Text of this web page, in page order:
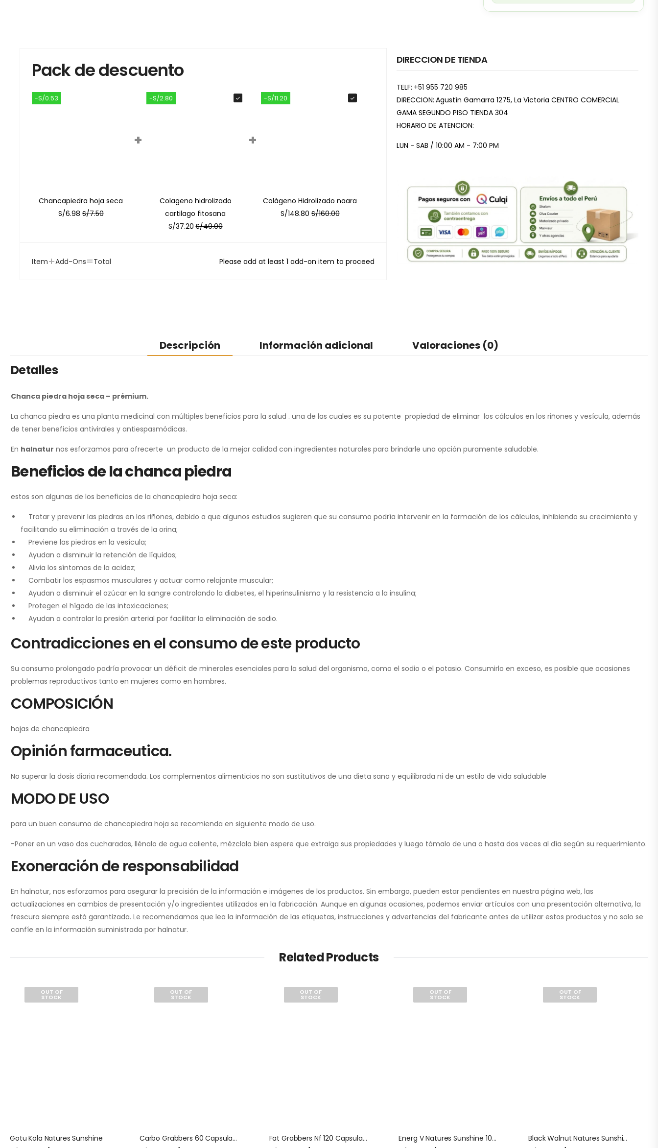
Pack de descuento
-S/0.53
Chancapiedra hoja seca
S/6.98 S/7.50
+
-S/2.80
Colageno hidrolizado
cartilago fitosana
S/37.20 S/40.00
+
-S/11.20
Colágeno Hidrolizado naara
S/148.80 S/160.00
Item+Add-Ons=Total Please add at least 1 add-on item to proceed
DIRECCION DE TIENDA
TELF: +51 955 720 985
DIRECCION: Agustín Gamarra 1275, La Victoria CENTRO COMERCIAL
GAMA SEGUNDO PISO TIENDA 304
HORARIO DE ATENCION:
LUN - SAB / 10:00 AM - 7:00 PM
Descripción Información adicional Valoraciones (0)
Detalles
Chanca piedra hoja seca – prémium.
La chanca piedra es una planta medicinal con múltiples beneficios para la salud . una de las cuales es su potente propiedad de eliminar los cálculos en los riñones y vesícula, además
de tener beneficios antivirales y antiespasmódicas.
En halnatur nos esforzamos para ofrecerte un producto de la mejor calidad con ingredientes naturales para brindarle una opción puramente saludable.
Beneficios de la chanca piedra
estos son algunas de los beneficios de la chancapiedra hoja seca:
Tratar y prevenir las piedras en los riñones, debido a que algunos estudios sugieren que su consumo podría intervenir en la formación de los cálculos, inhibiendo su crecimiento y
facilitando su eliminación a través de la orina;
Previene las piedras en la vesícula;
Ayudan a disminuir la retención de líquidos;
Alivia los síntomas de la acidez;
Combatir los espasmos musculares y actuar como relajante muscular;
Ayudan a disminuir el azúcar en la sangre controlando la diabetes, el hiperinsulinismo y la resistencia a la insulina;
Protegen el hígado de las intoxicaciones;
Ayudan a controlar la presión arterial por facilitar la eliminación de sodio.
Contradicciones en el consumo de este producto
Su consumo prolongado podría provocar un déficit de minerales esenciales para la salud del organismo, como el sodio o el potasio. Consumirlo en exceso, es posible que ocasiones
problemas reproductivos tanto en mujeres como en hombres.
COMPOSICIÓN
hojas de chancapiedra
Opinión farmaceutica.
No superar la dosis diaria recomendada. Los complementos alimenticios no son sustitutivos de una dieta sana y equilibrada ni de un estilo de vida saludable
MODO DE USO
para un buen consumo de chancapiedra hoja se recomienda en siguiente modo de uso.
-Poner en un vaso dos cucharadas, llénalo de agua caliente, mézclalo bien espere que extraiga sus propiedades y luego tómalo de una o hasta dos veces al día según su requerimiento.
Exoneración de responsabilidad
En halnatur, nos esforzamos para asegurar la precisión de la información e imágenes de los productos. Sin embargo, pueden estar pendientes en nuestra página web, las
actualizaciones en cambios de presentación y/o ingredientes utilizados en la fabricación. Aunque en algunas ocasiones, podemos enviar artículos con una presentación alternativa, la
frescura siempre está garantizada. Le recomendamos que lea la información de las etiquetas, instrucciones y advertencias del fabricante antes de utilizar estos productos y no solo se
confíe en la información suministrada por halnatur.
Related Products
OUT OF
STOCK
Gotu Kola Natures Sunshine
OUT OF
STOCK
Carbo Grabbers 60 Capsulas Natures Sunshine
OUT OF
STOCK
Fat Grabbers Nf 120 Capsulas Natures Sunshine
OUT OF
STOCK
Energ V Natures Sunshine 100 Capsulas
OUT OF
STOCK
Black Walnut Natures Sunshine 100 Capsulas